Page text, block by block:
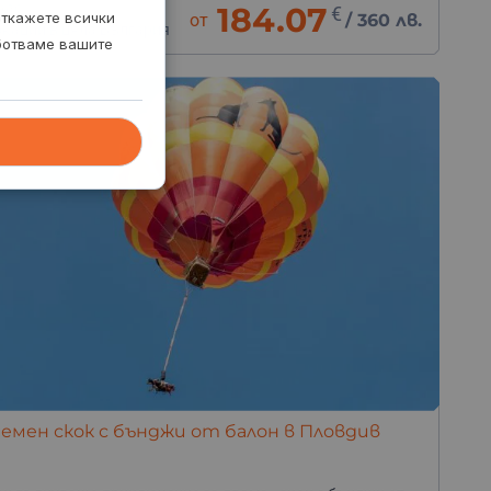
в цяла България
от 184.07 € / 360 лв.
скок с бънджи от балон в Пловдив
всички
вашите